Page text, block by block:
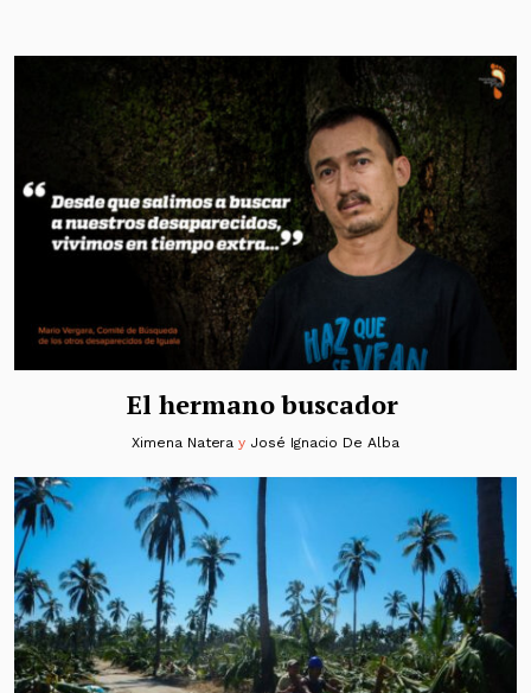
El hermano buscador
Ximena Natera y José Ignacio De Alba